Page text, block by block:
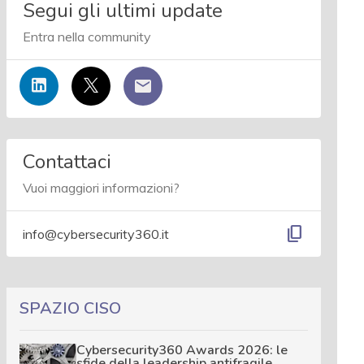
Segui gli ultimi update
Entra nella community
Contattaci
Vuoi maggiori informazioni?
info@cybersecurity360.it content_copy
SPAZIO CISO
Cybersecurity360 Awards 2026: le